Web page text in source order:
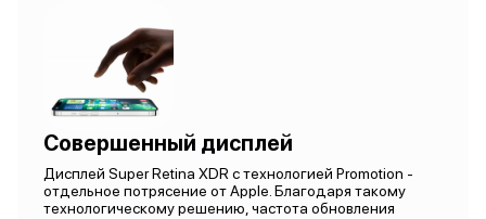
Совершенный дисплей
Дисплей Super Retina XDR с технологией Promotion -
отдельное потрясение от Apple. Благодаря такому
технологическому решению, частота обновления